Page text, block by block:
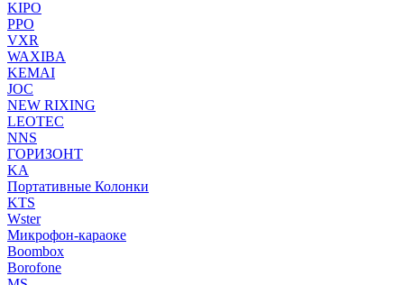
KIPO
PPO
VXR
WAXIBA
KEMAI
JOC
NEW RIXING
LEOTEC
NNS
ГОРИЗОНТ
KA
Портативные Колонки
KTS
Wster
Микрофон-караоке
Boombox
Borofone